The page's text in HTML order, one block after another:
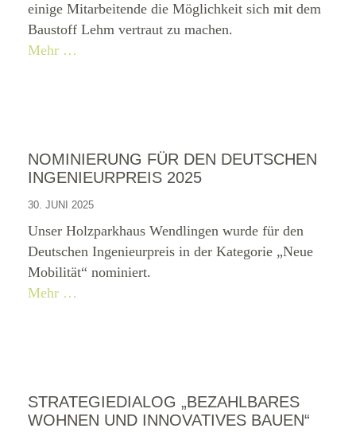
einige Mitarbeitende die Möglichkeit sich mit dem
Baustoff Lehm vertraut zu machen.
Mehr …
NOMINIERUNG FÜR DEN DEUTSCHEN
INGENIEURPREIS 2025
30. JUNI 2025
Unser Holzparkhaus Wendlingen wurde für den
Deutschen Ingenieurpreis in der Kategorie „Neue
Mobilität“ nominiert.
Mehr …
STRATEGIEDIALOG „BEZAHLBARES
WOHNEN UND INNOVATIVES BAUEN“